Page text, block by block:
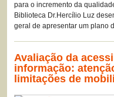
para o incremento da
Biblioteca Dr.Hercílio Luz
geral de apresentar um plano
Avaliação da
informação:
limitações de